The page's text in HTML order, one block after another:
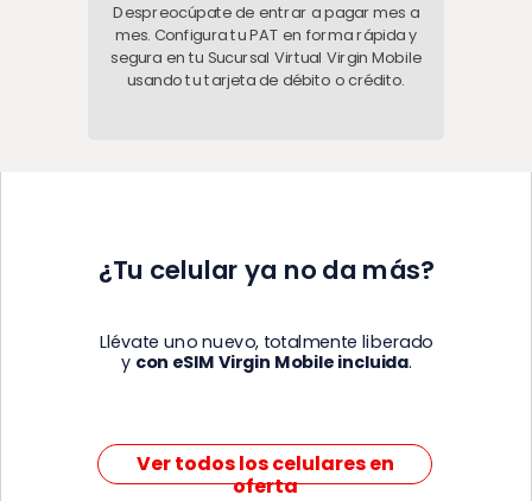
Despreocúpate de entrar a pagar mes a
mes. Configura tu PAT en forma rápida y
segura en tu Sucursal Virtual Virgin Mobile
usando tutarjeta de débito o crédito.
¿Tu celular ya no da más?
Llévate uno nuevo, totalmente liberado
y con eSIM Virgin Mobile incluida.
Ver todos los celulares en
oferta